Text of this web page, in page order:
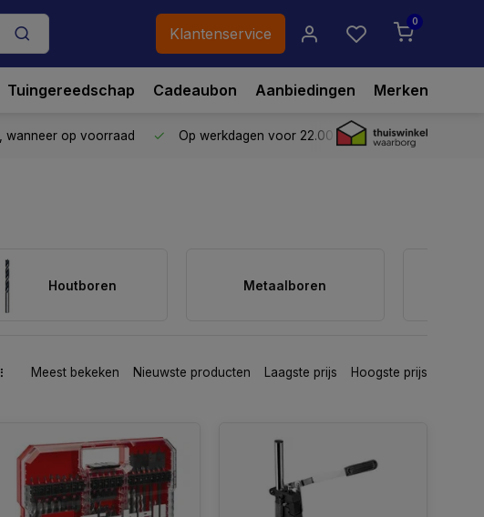
Klantenservice
0
Tuingereedschap Cadeaubon Aanbiedingen Merken
, wanneer op voorraad Op werkdagen voor 22.00 uur besteld,vandaag
Houtboren Metaalboren
Meest bekeken Nieuwste producten Laagste prijs Hoogste prijs